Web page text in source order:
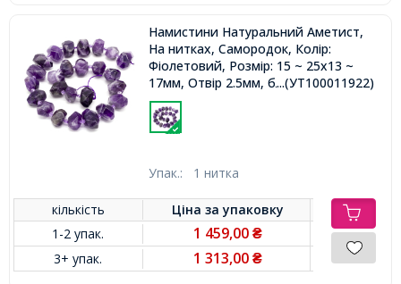
Намистини Натуральний Аметист,
На нитках, Самородок, Колір:
Фіолетовий, Розмір: 15 ~ 25x13 ~
17мм, Отвір 2.5мм, близько 26шт /
40см / нитка,
...(УТ100011922)
Упак.: 1 нитка
кількість Ціна заупаковку
1-2 упак.
1 459,00₴
3+ упак. 1 313,00₴